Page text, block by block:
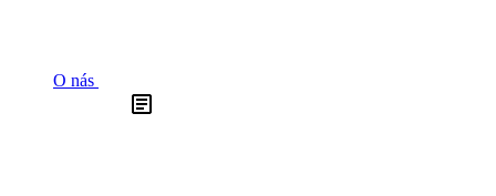
O nás